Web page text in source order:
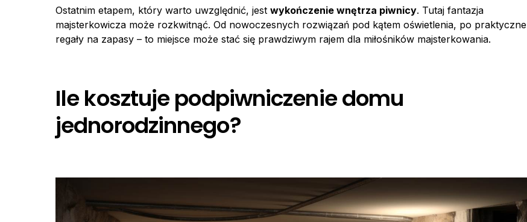
Ostatnim etapem, który warto uwzględnić, jest wykończenie wnętrza piwnicy. Tutaj fantazja
majsterkowicza może rozkwitnąć. Od nowoczesnych rozwiązań pod kątem oświetlenia, po praktyczne
regały na zapasy – to miejsce może stać się prawdziwym rajem dla miłośników majsterkowania.
Ile kosztuje podpiwniczenie domu
jednorodzinnego?